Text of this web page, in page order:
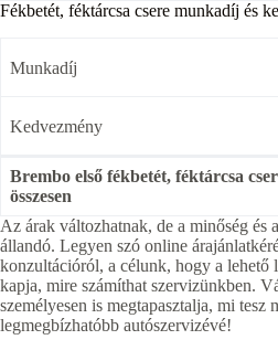
Fékbetét, féktárcsa csere munkadíj és
Munkadíj
Kedvezmény
Brembo első fékbetét, féktárcsa
összesen
Az árak változhatnak, de a minőség és
állandó. Legyen szó online
konzultációról, a célunk, hogy a lehető
kapja, mire számíthat szervizünkben.
személyesen is megtapasztalja, mi tesz
legmegbízhatóbb autószervizévé!